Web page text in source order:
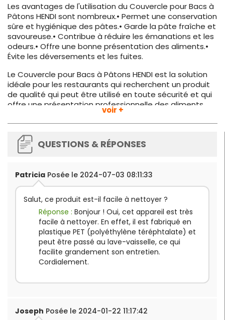
Les avantages de l'utilisation du Couvercle pour Bacs à
Pâtons HENDI sont nombreux.• Permet une conservation
sûre et hygiénique des pâtes.• Garde la pâte fraîche et
savoureuse.• Contribue à réduire les émanations et les
odeurs.• Offre une bonne présentation des aliments.•
Évite les déversements et les fuites.
Le Couvercle pour Bacs à Pâtons HENDI est la solution
idéale pour les restaurants qui recherchent un produit
de qualité qui peut être utilisé en toute sécurité et qui
offre une présentation professionnelle des aliments.
voir +
QUESTIONS & RÉPONSES
Patricia Posée le 2024-07-03 08:11:33
Salut, ce produit est-il facile à nettoyer ?
Réponse : Bonjour ! Oui, cet appareil est très
facile à nettoyer. En effet, il est fabriqué en
plastique PET (polyéthylène téréphtalate) et
peut être passé au lave-vaisselle, ce qui
facilite grandement son entretien.
Cordialement.
Joseph Posée le 2024-01-22 11:17:42